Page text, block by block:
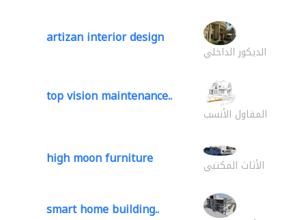
artizan interior design
الديكور الداخلي
top vision maintenance..
المقاول الأنسب
high moon furniture الأثاث المكتبي
smart home building..